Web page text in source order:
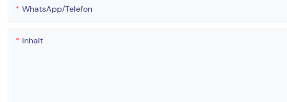
WhatsApp/Telefon
Inhalt